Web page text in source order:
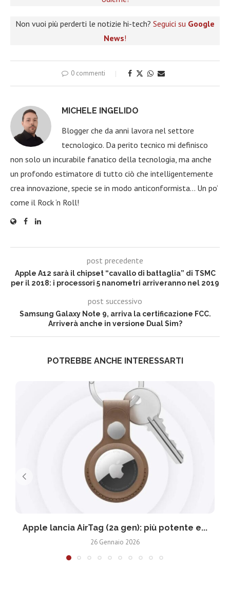
Non vuoi più perderti le notizie hi-tech? Seguici su Google
News!
0 commenti
MICHELE INGELIDO
Blogger che da anni lavora nel settore
tecnologico. Da perito tecnico mi definisco
non solo un incurabile fanatico della tecnologia, ma anche
un profondo estimatore di tutto ciò che intelligentemente
crea innovazione, specie se in modo anticonformista… Un po’
come il Rock ‘n Roll!
post precedente
Apple A12 sarà il chipset “cavallo di battaglia” di TSMC
per il 2018: i processori 5 nanometri arriveranno nel 2019
post successivo
Samsung Galaxy Note 9, arriva la certificazione FCC.
Arriverà anche in versione Dual Sim?
POTREBBE ANCHE INTERESSARTI
Apple lancia AirTag (2a gen): più potente e...
26 Gennaio 2026